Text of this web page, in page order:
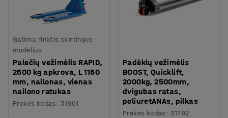
Galima rinktis skirtingus
modelius
Palečių vežimėlis RAPID,
2500 kg apkrova, L 1150
mm, nailonas, vienas
nailono ratukas
Prekės kodas : 31901
Padėklų vežimėlis
BOOST, Quicklift,
2000kg, 2500mm,
dvigubas ratas,
poliuretANAs, pilkas
Prekės kodas : 31792